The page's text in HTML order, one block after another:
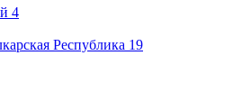
4
Республика 19